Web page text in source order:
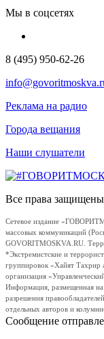
Мы в соцсетях
8 (495) 950-62-26
Реклама на радио
Города вещания
Наши слушатели
Все права
Сетевое издание
массовых коммуникаций
GOVORITMOSKVA.RU.
*Экстремистские и
группировок «Хайят
организация
Информация, размещенная на
разрешения
отдельных авторов и
Сообщение